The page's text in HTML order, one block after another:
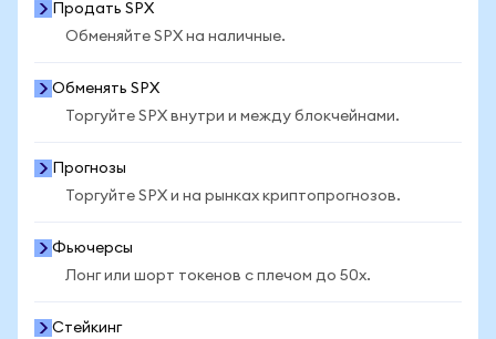
Продать SPX
Обменяйте SPX на наличные.
Обменять SPX
Торгуйте SPX внутри и между блокчейнами.
Прогнозы
Торгуйте SPX и на рынках криптопрогнозов.
Фьючерсы
Лонг или шорт токенов с плечом до 50x.
Стейкинг